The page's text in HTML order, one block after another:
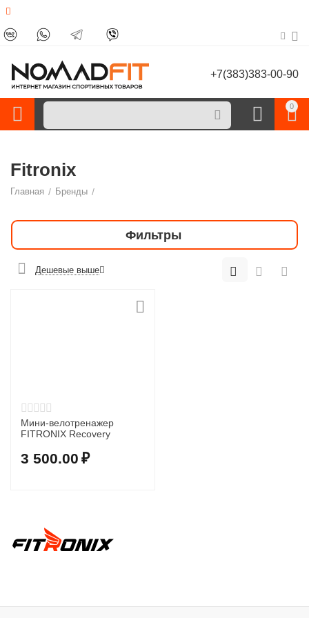
+7(383)383-00-90
0
Fitronix
Главная / Бренды /
Фильтры
Дешевые выше
Мини-велотренажер
FITRONIX Recovery
3 500.00 ₽